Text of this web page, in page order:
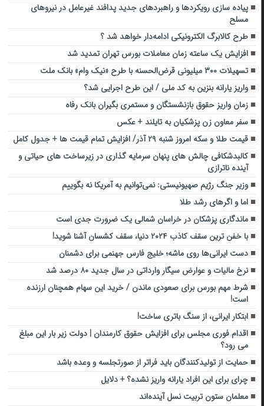
پیاده سازی رویکردها و راهبردهای جدید پدافند غیرعامل در نیروهای
مسلح
طرح کالابرگ الکترونیکی ادامه‌دار خواهد شد ؟
افزایش یک ساعته زمان معاملات بورس تهران تمدید شد
تسهیلات ۳۰۰ میلیونی قرض‌الحسنه با طرح «نیک وام» بانک ملت
واریز یارانه بنزین به کد ملی / این طرح اجرایی شد؟
زمان واریز حقوق بازنشستگان و مستمری بگیران بانک رفاه
سفر معاون زن پزشکیان به تایلند + عکس
قیمت طلا و سکه امروز شنبه ۲۹ آذر/ افزایش تمام قیمت ها + جدول کامل
کالبدشکافی چالش های پنهان سرمایه گذاری در زیرساخت های حیاتی و
آینده ناترازی
وزیر جنگ رژیم صهیونیستی: نمی‌توانیم به آمریکا نه بگوییم
اما و اگرهای رشد طلا
ماندگاری پزشکان در خراسان شمالی یک ضرورت جدی است
با خفن ترین سقف کاذب ۲۰۲۴ دنیا، سقف کشسان آشنا شوید!
دست ایرانی‌ها روی ماشه؛ خلیج فارس جهنمی برای دشمنان
نرخ مالیات و عوارض سیگار وارداتی در سال جدید ۸۰ درصد شد
شرط مهم بورس برای صعودی ماندن / خرید این سهام همچنان ارزنده
است!
ابتکار ایرانی، از سنگ باتری ساخت!
اقدام فوری مجلس برای افزایش حقوق کارمندان | دولت زیر بار این مبلغ
می رود؟
حمایت از تولیدکنندگان باید فراتر از صورتجلسه و وعده باشد
چرای برای این افراد یارانه واریز نشده؟ + دلایل
معلمان ستون تربیت نسل آینده‌اند